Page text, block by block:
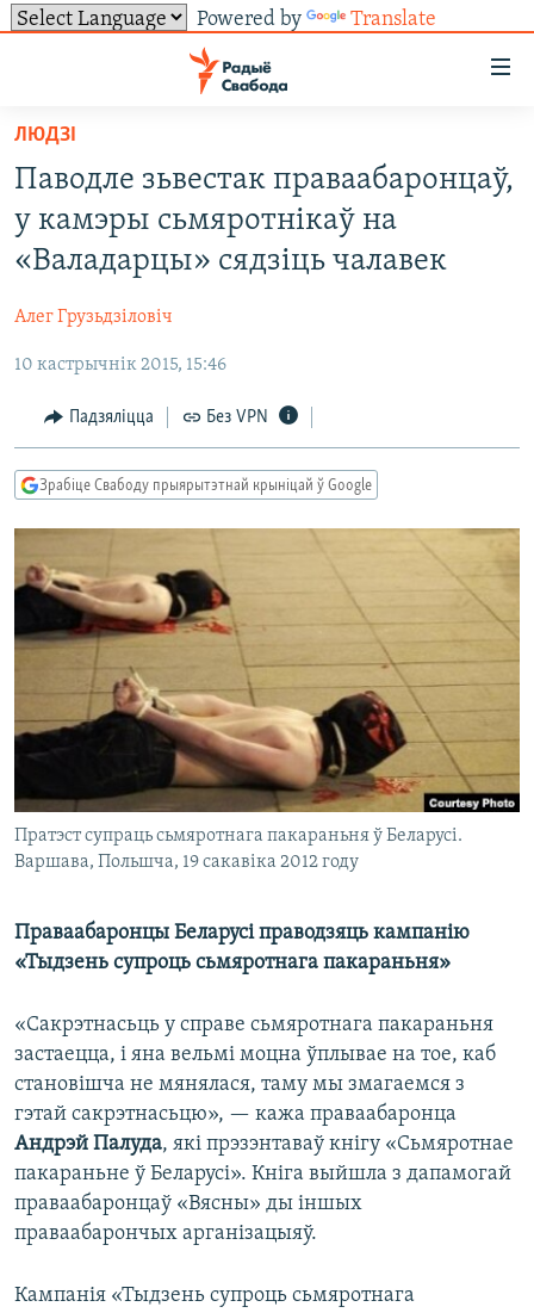
Powered by Translate
ўнівэрсальнага
доступу
Перайсьці
да
галоўнага
зьместу
да
навігацыі
Перайсьці
пошуку
ВІДЭА І ФОТА
ПАЛІТЫКА
ЭКАНОМІКА
ВАЙНА
ПАЛІТВЯЗЬНІ
КАЛЯНДАР
ТОЛЬКІ НА СВАБОДЗЕ
ТЭСТЫ
ГІСТОРЫЯ НА СВАБОДЗЕ
ПАДКАСТЫ
КНІГІ
PREMIUM
НА ХВАЛЯХ СВАБОДЫ
СУВЯЗЬ
ПАДЗЯЛІЦЦА ІНФАРМАЦЫЯЙ
RSS
ПАДКАСТЫ
FACEBOOK
ЛЮДЗІ
Паводле зьвестак праваабаронцаў,
у камэры сьмяротнікаў на
«Валадарцы» сядзіць чалавек
Алег Грузьдзіловіч
10 кастрычнік 2015, 15:46
Падзяліцца Без VPN
Зрабіце Свабоду прыярытэтнай крыніцай ў Google
Пратэст супраць сьмяротнага пакараньня ў Беларусі.
Варшава, Польшча, 19 сакавіка 2012 году
Праваабаронцы Беларусі праводзяць кампанію
«Тыдзень супроць сьмяротнага пакараньня»
«Сакрэтнасьць у справе сьмяротнага пакараньня
застаецца, і яна вельмі моцна ўплывае на тое, каб
становішча не мянялася, таму мы змагаемся з
гэтай сакрэтнасьцю», — кажа праваабаронца
Андрэй Палуда, які прэзэнтаваў кнігу «Сьмяротнае
пакараньне ў Беларусі». Кніга выйшла з дапамогай
праваабаронцаў «Вясны» ды іншых
праваабарончых арганізацыяў.
Кампанія «Тыдзень супроць сьмяротнага